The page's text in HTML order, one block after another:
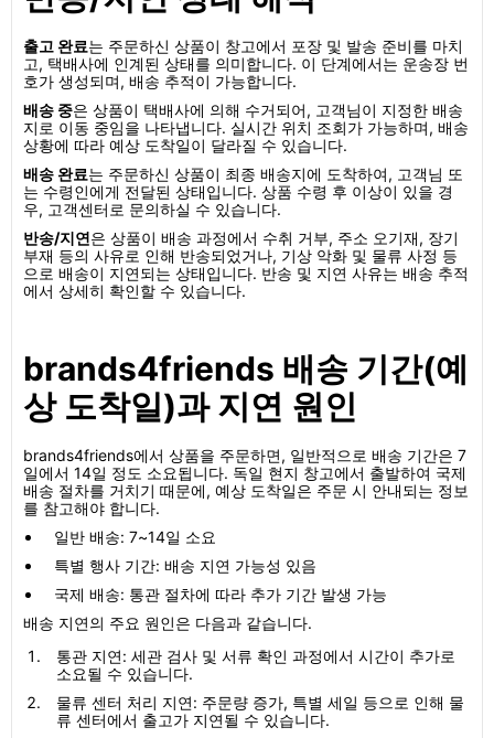
출고 완료는 주문하신 상품이 창고에서 포장 및 발송 준비를 마치
고, 택배사에 인계된 상태를 의미합니다. 이 단계에서는 운송장 번
호가 생성되며, 배송 추적이 가능합니다.
배송 중은 상품이 택배사에 의해 수거되어, 고객님이 지정한 배송
지로 이동 중임을 나타냅니다. 실시간 위치 조회가 가능하며, 배송
상황에 따라 예상 도착일이 달라질 수 있습니다.
배송 완료는 주문하신 상품이 최종 배송지에 도착하여, 고객님 또
는 수령인에게 전달된 상태입니다. 상품 수령 후 이상이 있을 경
우, 고객센터로 문의하실 수 있습니다.
반송/지연은 상품이 배송 과정에서 수취 거부, 주소 오기재, 장기
부재 등의 사유로 인해 반송되었거나, 기상 악화 및 물류 사정 등
으로 배송이 지연되는 상태입니다. 반송 및 지연 사유는 배송 추적
에서 상세히 확인할 수 있습니다.
brands4friends 배송 기간(예
상 도착일)과 지연 원인
brands4friends에서 상품을 주문하면, 일반적으로 배송 기간은 7
일에서 14일 정도 소요됩니다. 독일 현지 창고에서 출발하여 국제
배송 절차를 거치기 때문에, 예상 도착일은 주문 시 안내되는 정보
를 참고해야 합니다.
일반 배송: 7~14일 소요
특별 행사 기간: 배송 지연 가능성 있음
국제 배송: 통관 절차에 따라 추가 기간 발생 가능
배송 지연의 주요 원인은 다음과 같습니다.
통관 지연: 세관 검사 및 서류 확인 과정에서 시간이 추가로
소요될 수 있습니다.
물류 센터 처리 지연: 주문량 증가, 특별 세일 등으로 인해 물
류 센터에서 출고가 지연될 수 있습니다.